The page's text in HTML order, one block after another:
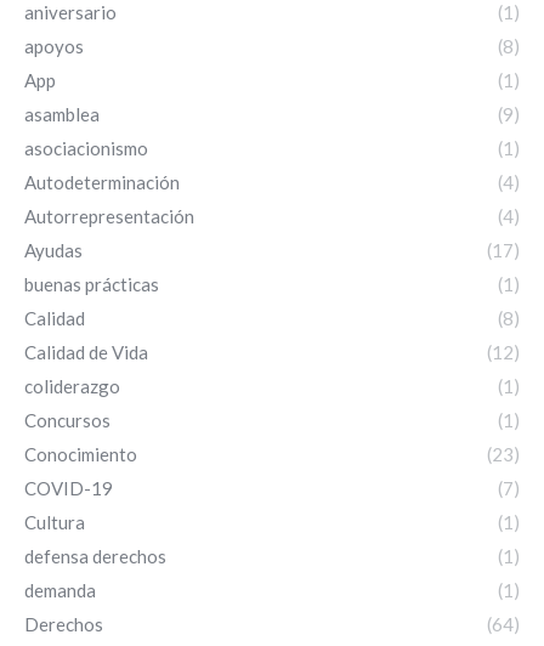
aniversario
(1)
apoyos
(8)
App
(1)
asamblea
(9)
asociacionismo
(1)
Autodeterminación
(4)
Autorrepresentación
(4)
Ayudas
(17)
buenas prácticas
(1)
Calidad
(8)
Calidad de Vida
(12)
coliderazgo
(1)
Concursos
(1)
Conocimiento
(23)
COVID-19
(7)
Cultura
(1)
defensa derechos
(1)
demanda
(1)
Derechos
(64)